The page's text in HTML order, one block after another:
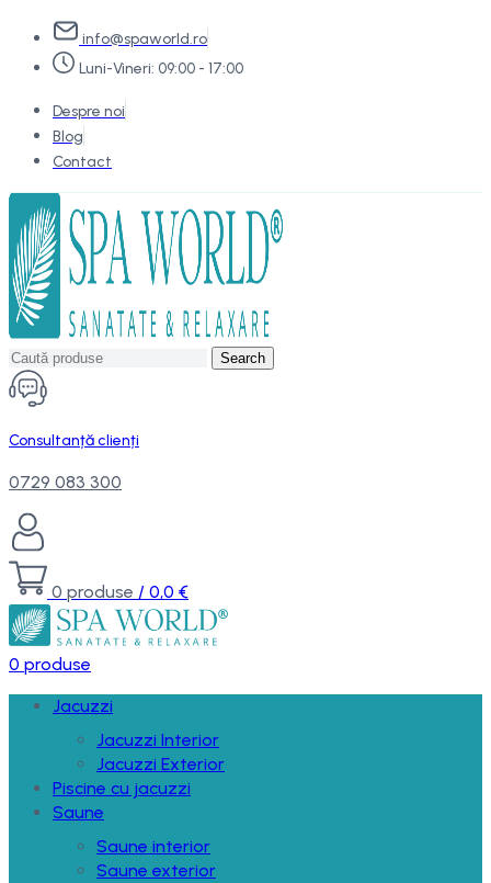
info@spaworld.ro
Luni-Vineri: 09:00 - 17:00
Despre noi
Blog
Contact
Search
Consultanță clienți
0729 083 300‬
0 produse / 0,0 €
0 produse
Jacuzzi
Jacuzzi Interior
Jacuzzi Exterior
Piscine cu jacuzzi
Saune
Saune interior
Saune exterior